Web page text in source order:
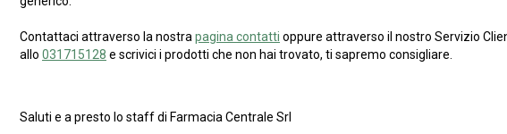
Contattaci attraverso la nostra pagina contatti oppure attraverso il nostro Servizio
allo 031715128 e scrivici i prodotti che non hai trovato, ti sapremo consigliare.
Saluti e a presto lo staff di Farmacia Centrale Srl